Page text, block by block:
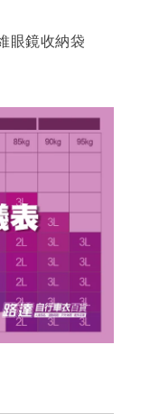
眼鏡收納袋